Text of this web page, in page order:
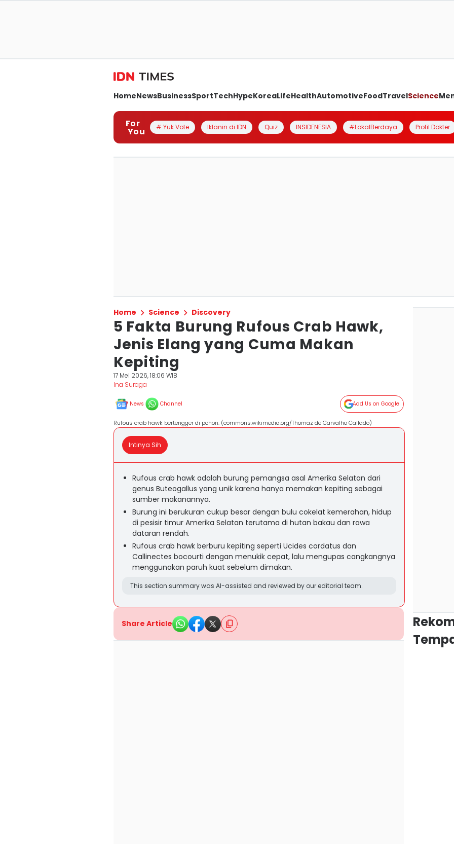
HomeNewsBusinessSportTechHypeKoreaLifeHealthAutomotiveFoodTravelScience
For
You # Yuk Vote Iklanin di IDN Quiz INSIDENESIA #LokalBerdaya Profil Dokter
Home Science Discovery
5 Fakta Burung Rufous Crab Hawk,
Jenis Elang yang Cuma Makan
Kepiting
17 Mei 2026, 18:06 WIB
Ina Suraga
News Channel Add Us on Google
Rufous crab hawk bertengger di pohon. (commons.wikimedia.org/Thomaz de Carvalho Callado)
Intinya Sih
Rufous crab hawk adalah burung pemangsa asal Amerika Selatan dari
genus Buteogallus yang unik karena hanya memakan kepiting sebagai
sumber makanannya.
Burung ini berukuran cukup besar dengan bulu cokelat kemerahan, hidup
di pesisir timur Amerika Selatan terutama di hutan bakau dan rawa
dataran rendah.
Rufous crab hawk berburu kepiting seperti Ucides cordatus dan
Callinectes bocourti dengan menukik cepat, lalu mengupas cangkangnya
menggunakan paruh kuat sebelum dimakan.
This section summary was AI-assisted and reviewed by our editorial team.
Share Article